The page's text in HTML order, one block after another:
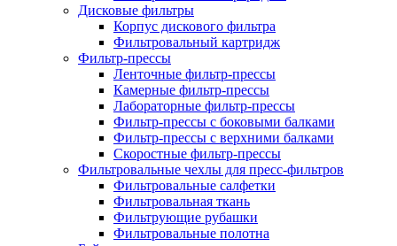
Дисковые фильтры
Корпус дискового фильтра
Фильтровальный картридж
Фильтр-прессы
Ленточные фильтр-прессы
Камерные фильтр-прессы
Лабораторные фильтр-прессы
Фильтр-прессы с боковыми балками
Фильтр-прессы с верхними балками
Скоростные фильтр-прессы
Фильтровальные чехлы для пресс-фильтров
Фильтровальные салфетки
Фильтровальная ткань
Фильтрующие рубашки
Фильтровальные полотна